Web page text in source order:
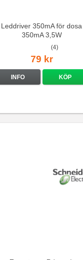
Leddriver 350mA för dosa
350mA 3,5W
(4)
79 kr
INFO KÖP